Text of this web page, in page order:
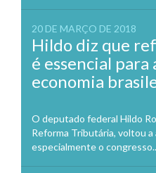
20 DE MARÇO DE 2018
Hildo diz que
é essencial para
economia
O deputado federal Hildo
Reforma Tributária, voltou
especialmente o